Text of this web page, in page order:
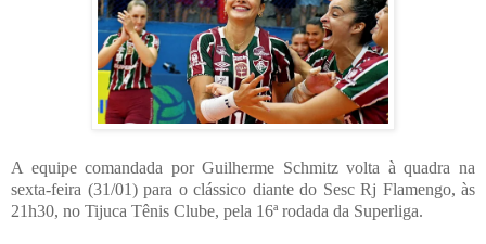
A equipe comandada por Guilherme Schmitz volta à quadra na
sexta-feira (31/01) para o clássico diante do Sesc Rj Flamengo, às
21h30, no Tijuca Tênis Clube, pela 16ª rodada da Superliga.